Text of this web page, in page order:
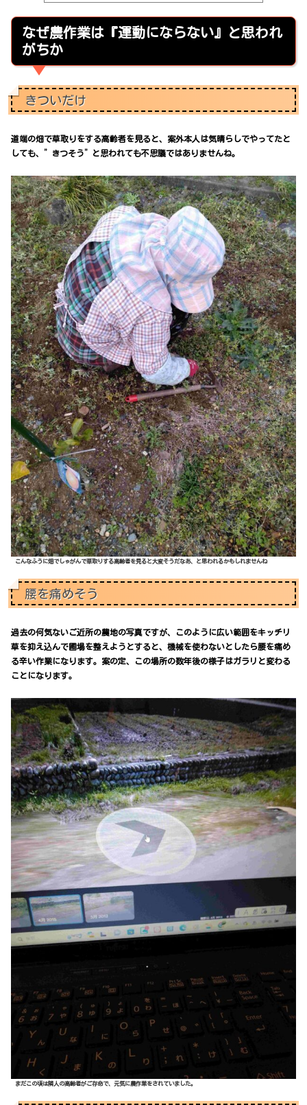
なぜ農作業は『運動にならない』と思われ
がちか
きついだけ
道端の畑で草取りをする高齢者を見ると、案外本人は気晴らしでやってたと
しても、”きつそう”と思われても不思議ではありませんね。
こんなふうに畑でしゃがんで草取りする高齢者を見ると大変そうだなあ、と思われるかもしれませんね
腰を痛めそう
過去の何気ないご近所の農地の写真ですが、このように広い範囲をキッチリ
草を抑え込んで圃場を整えようとすると、機械を使わないとしたら腰を痛め
る辛い作業になります。案の定、この場所の数年後の様子はガラリと変わる
ことになります。
まだこの頃は隣人の高齢者がご存命で、元気に農作業をされていました。